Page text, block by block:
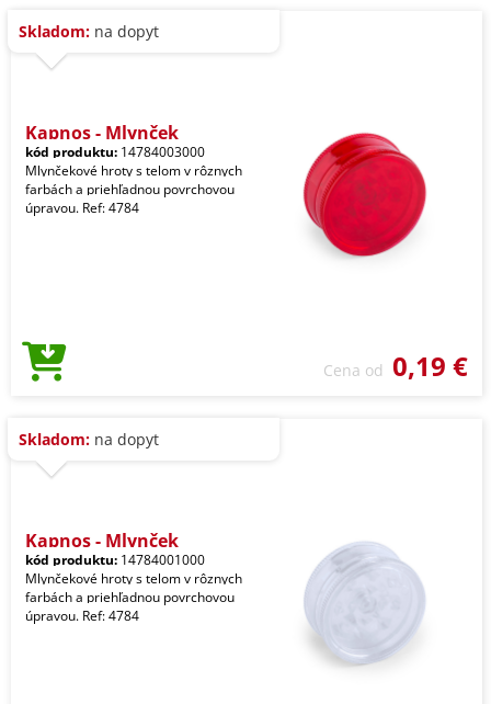
Skladom: na dopyt
Kapnos - Mlynček
kód produktu: 14784003000
Mlynčekové hroty s telom v rôznych
farbách a priehľadnou povrchovou
úpravou. Ref: 4784
Cena od 0,19 €
Skladom: na dopyt
Kapnos - Mlynček
kód produktu: 14784001000
Mlynčekové hroty s telom v rôznych
farbách a priehľadnou povrchovou
úpravou. Ref: 4784